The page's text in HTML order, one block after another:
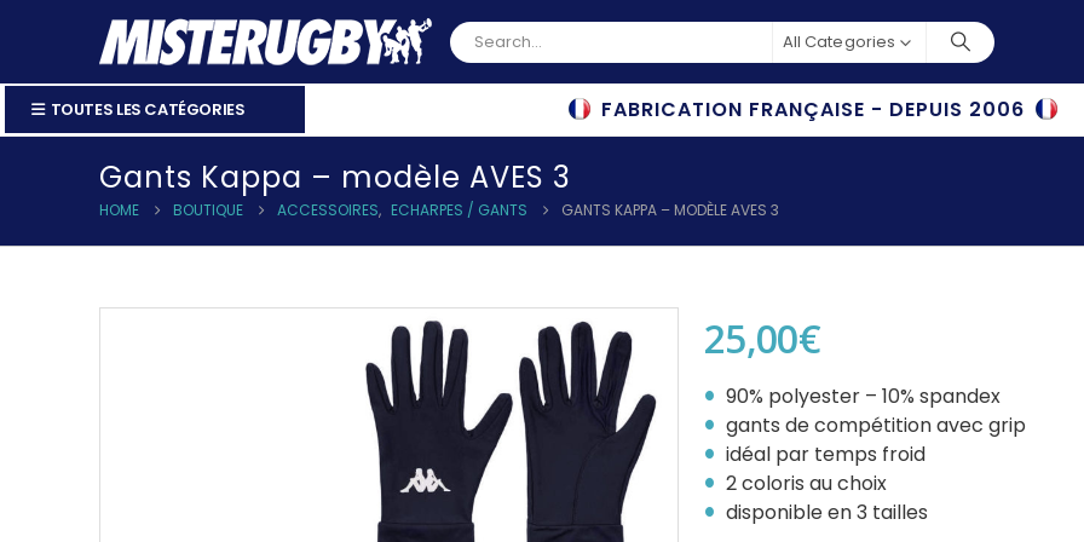
All Categories
TOUTES LES CATÉGORIES FABRICATION FRANÇAISE - DEPUIS 2006
Gants Kappa – modèle AVES 3
HOME BOUTIQUE ACCESSOIRES, ECHARPES / GANTS GANTS KAPPA – MODÈLE AVES 3
25,00€
90% polyester – 10% spandex
gants de compétition avec grip
idéal par temps froid
2 coloris au choix
disponible en 3 tailles